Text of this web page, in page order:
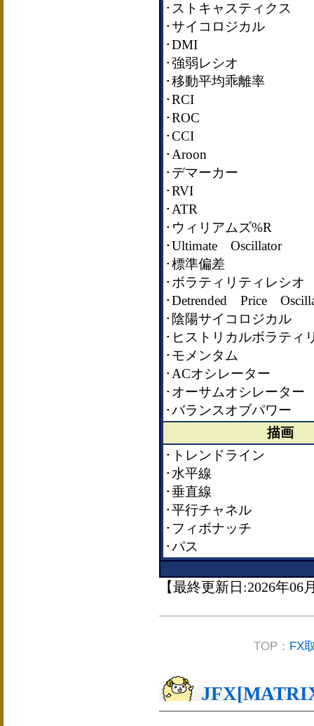
･ストキャスティクス
･サイコロジカル
･DMI
･強弱レシオ
･移動平均乖離率
･RCI
･ROC
･CCI
･Aroon
･デマーカー
･RVI
･ATR
･ウィリアムズ%R
･Ultimate Oscillator
･標準偏差
･ボラティリティレシオ
･Detrended Price
･陰陽サイコロジカル
･ヒストリカルボラティ
･モメンタム
･ACオシレーター
･オーサムオシレーター
･バランスオブパワー
描画
･トレンドライン
･水平線
･垂直線
･平行チャネル
･フィボナッチ
･パス
【最終更新日:2026年06
TOP： FX